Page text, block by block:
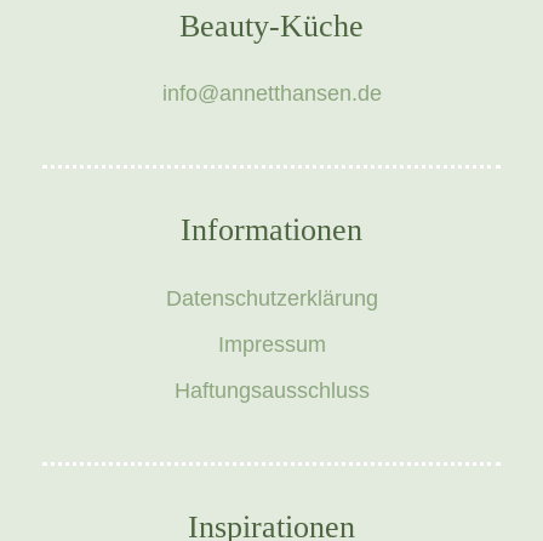
Beauty-Küche
info@annetthansen.de
Informationen
Datenschutzerklärung
Impressum
Haftungsausschluss
Inspirationen